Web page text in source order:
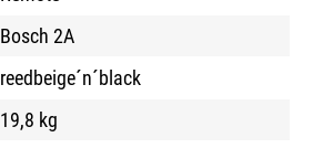
Bosch 2A
reedbeige´n´black
19,8 kg